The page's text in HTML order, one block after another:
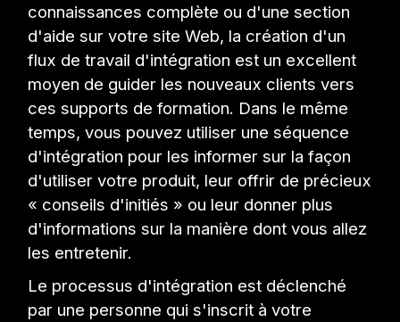
connaissances complète ou d'une section
d'aide sur votre site Web, la création d'un
flux de travail d'intégration est un excellent
moyen de guider les nouveaux clients vers
ces supports de formation. Dans le même
temps, vous pouvez utiliser une séquence
d'intégration pour les informer sur la façon
d'utiliser votre produit, leur offrir de précieux
« conseils d'initiés » ou leur donner plus
d'informations sur la manière dont vous allez
les entretenir.
Le processus d'intégration est déclenché
par une personne qui s'inscrit à votre